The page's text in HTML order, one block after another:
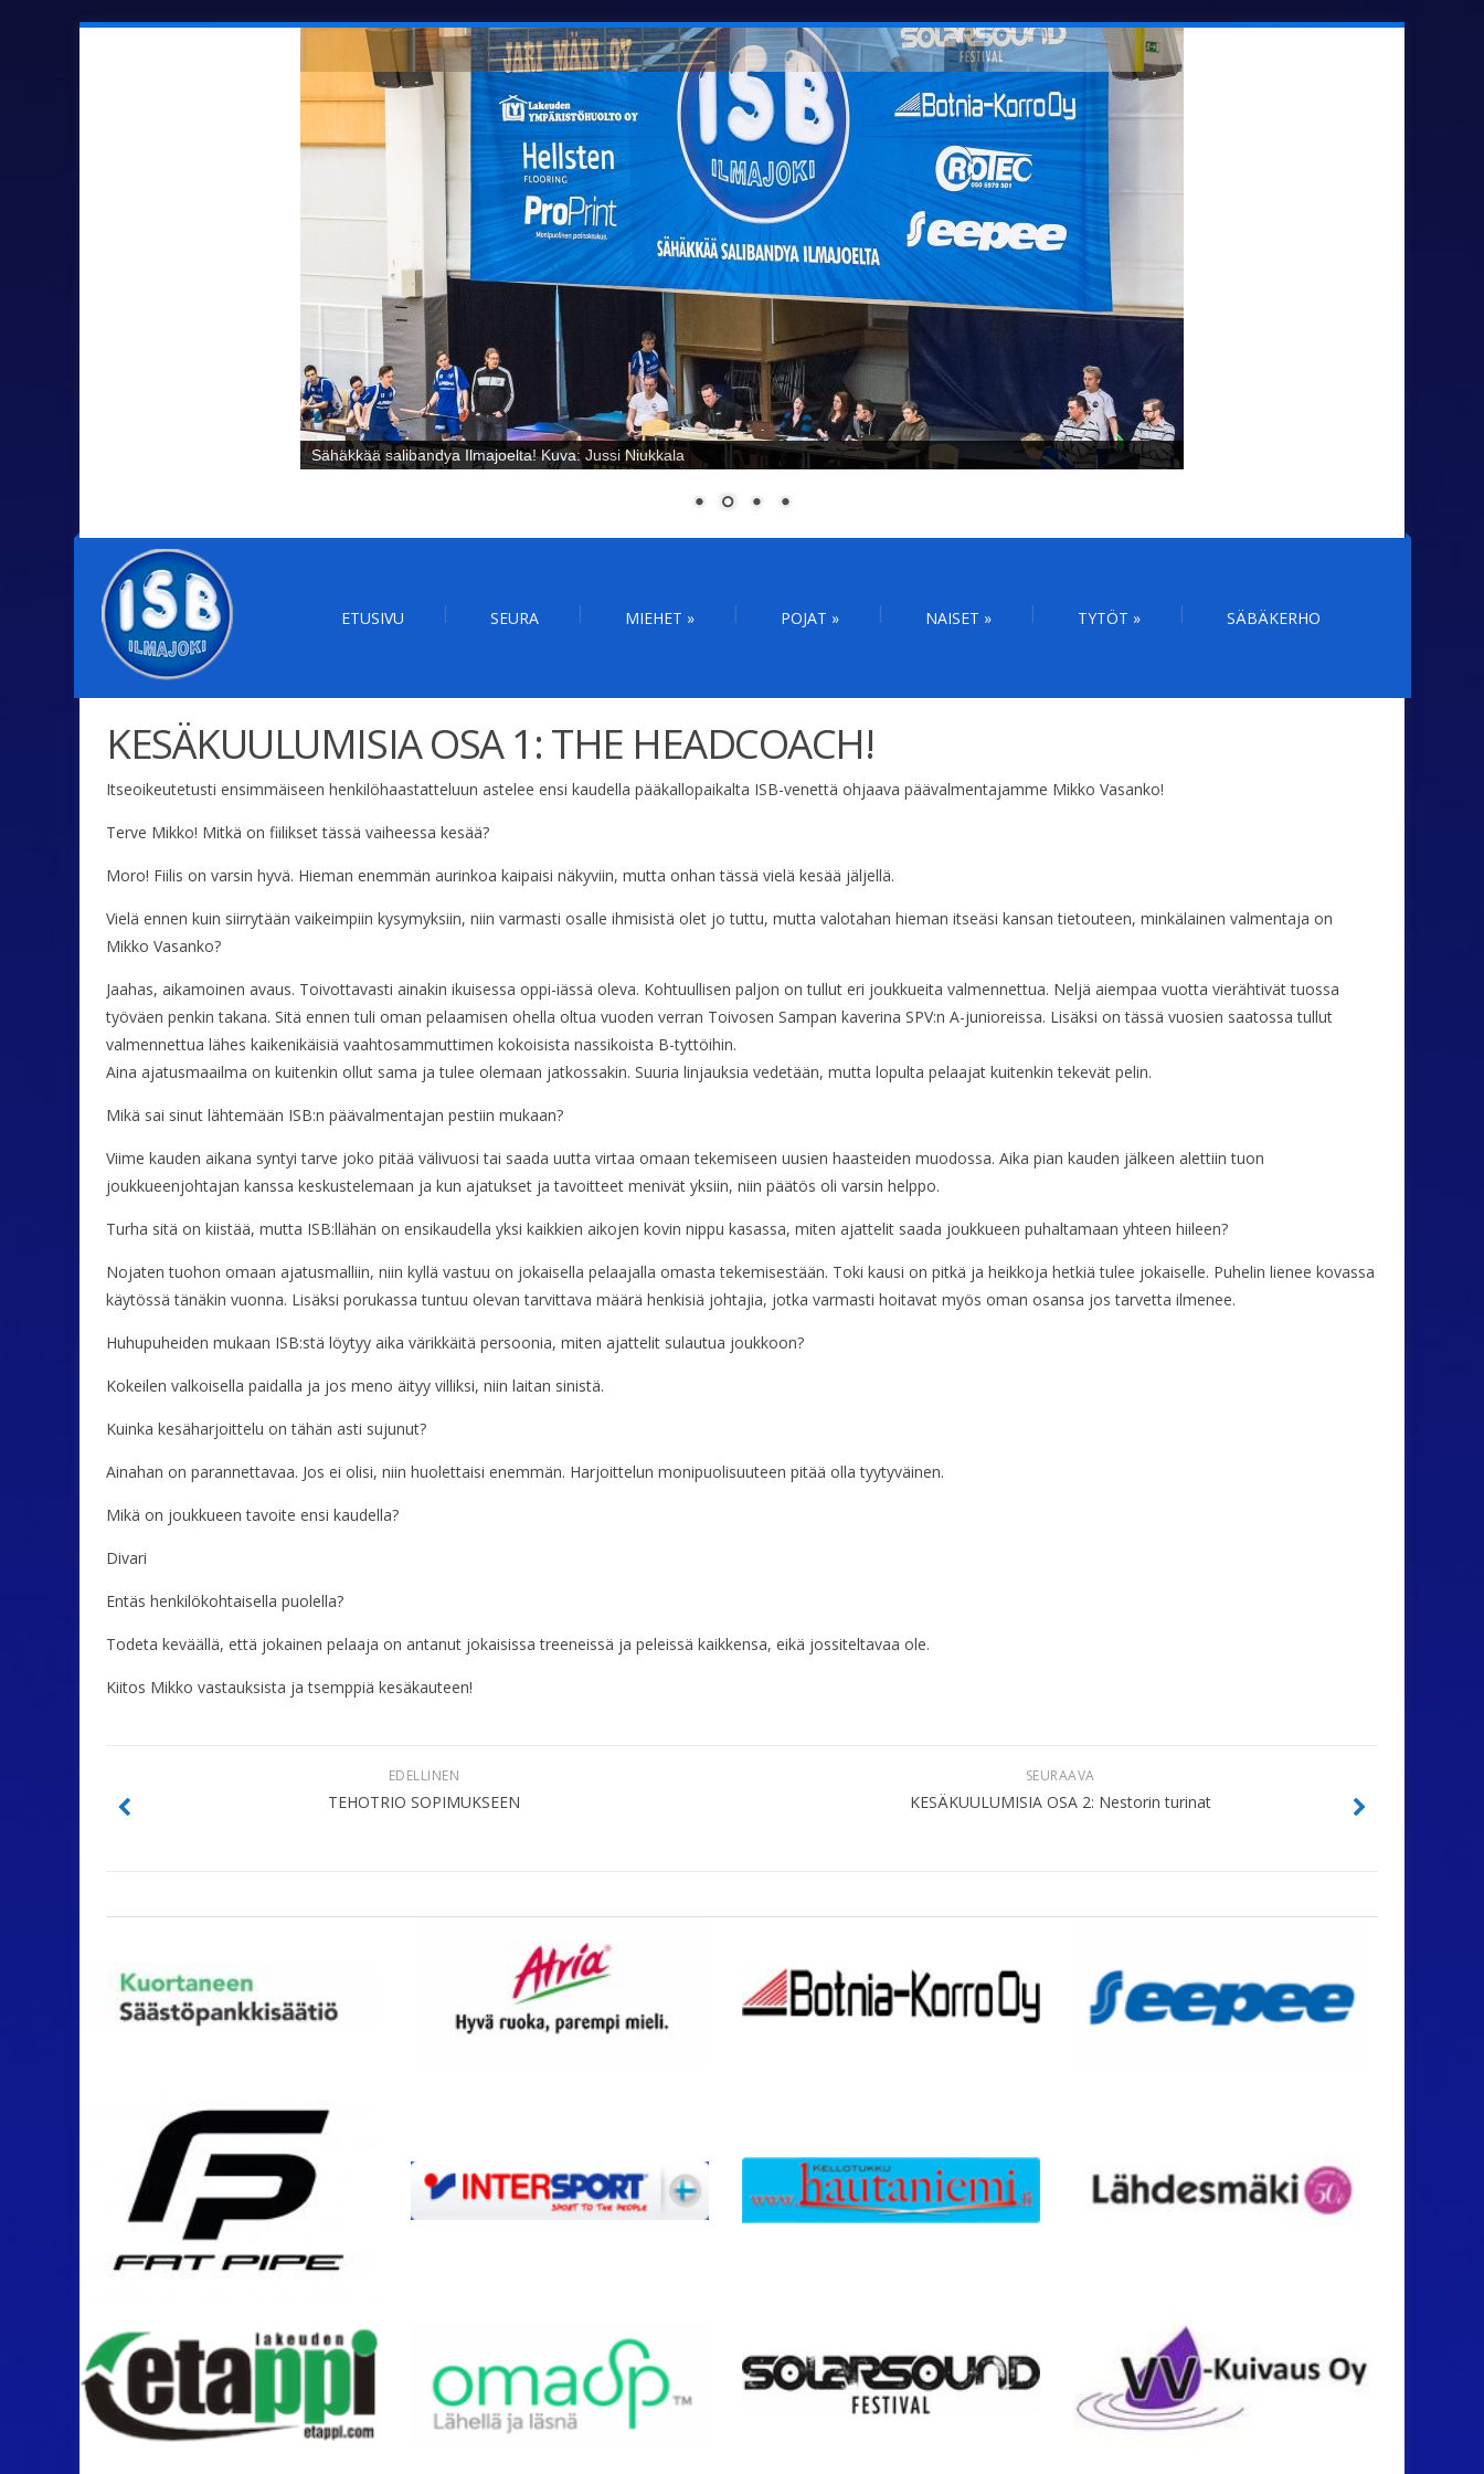
Sähäkkää salibandya Ilmajoelta! Kuva: Jussi Niukkala
ETUSIVU SEURA MIEHET » POJAT » NAISET » TYTÖT » SÄBÄKERHO
KESÄKUULUMISIA OSA 1: THE HEADCOACH!
Itseoikeutetusti ensimmäiseen henkilöhaastatteluun astelee ensi kaudella pääkallopaikalta ISB-venettä ohjaava päävalmentajamme Mikko Vasanko!
Terve Mikko! Mitkä on fiilikset tässä vaiheessa kesää?
Moro! Fiilis on varsin hyvä. Hieman enemmän aurinkoa kaipaisi näkyviin, mutta onhan tässä vielä kesää jäljellä.
Vielä ennen kuin siirrytään vaikeimpiin kysymyksiin, niin varmasti osalle ihmisistä olet jo tuttu, mutta valotahan hieman itseäsi kansan tietouteen, minkälainen valmentaja on
Mikko Vasanko?
Jaahas, aikamoinen avaus. Toivottavasti ainakin ikuisessa oppi-iässä oleva. Kohtuullisen paljon on tullut eri joukkueita valmennettua. Neljä aiempaa vuotta vierähtivät tuossa
työväen penkin takana. Sitä ennen tuli oman pelaamisen ohella oltua vuoden verran Toivosen Sampan kaverina SPV:n A-junioreissa. Lisäksi on tässä vuosien saatossa tullut
valmennettua lähes kaikenikäisiä vaahtosammuttimen kokoisista nassikoista B-tyttöihin.
Aina ajatusmaailma on kuitenkin ollut sama ja tulee olemaan jatkossakin. Suuria linjauksia vedetään, mutta lopulta pelaajat kuitenkin tekevät pelin.
Mikä sai sinut lähtemään ISB:n päävalmentajan pestiin mukaan?
Viime kauden aikana syntyi tarve joko pitää välivuosi tai saada uutta virtaa omaan tekemiseen uusien haasteiden muodossa. Aika pian kauden jälkeen alettiin tuon
joukkueenjohtajan kanssa keskustelemaan ja kun ajatukset ja tavoitteet menivät yksiin, niin päätös oli varsin helppo.
Turha sitä on kiistää, mutta ISB:llähän on ensikaudella yksi kaikkien aikojen kovin nippu kasassa, miten ajattelit saada joukkueen puhaltamaan yhteen hiileen?
Nojaten tuohon omaan ajatusmalliin, niin kyllä vastuu on jokaisella pelaajalla omasta tekemisestään. Toki kausi on pitkä ja heikkoja hetkiä tulee jokaiselle. Puhelin lienee kovassa
käytössä tänäkin vuonna. Lisäksi porukassa tuntuu olevan tarvittava määrä henkisiä johtajia, jotka varmasti hoitavat myös oman osansa jos tarvetta ilmenee.
Huhupuheiden mukaan ISB:stä löytyy aika värikkäitä persoonia, miten ajattelit sulautua joukkoon?
Kokeilen valkoisella paidalla ja jos meno äityy villiksi, niin laitan sinistä.
Kuinka kesäharjoittelu on tähän asti sujunut?
Ainahan on parannettavaa. Jos ei olisi, niin huolettaisi enemmän. Harjoittelun monipuolisuuteen pitää olla tyytyväinen.
Mikä on joukkueen tavoite ensi kaudella?
Divari
Entäs henkilökohtaisella puolella?
Todeta keväällä, että jokainen pelaaja on antanut jokaisissa treeneissä ja peleissä kaikkensa, eikä jossiteltavaa ole.
Kiitos Mikko vastauksista ja tsemppiä kesäkauteen!
SEURAAVA
KESÄKUULUMISIA OSA 2: Nestorin turinat
EDELLINEN
TEHOTRIO SOPIMUKSEEN